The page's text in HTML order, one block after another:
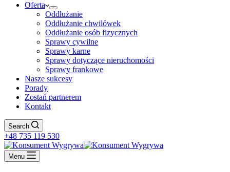
Oferta
Oddłużanie
Oddłużanie chwilówek
Oddłużanie osób fizycznych
Sprawy cywilne
Sprawy karne
Sprawy dotyczące nieruchomości
Sprawy frankowe
Nasze sukcesy
Porady
Zostań partnerem
Kontakt
Search
+48 735 119 530
Menu